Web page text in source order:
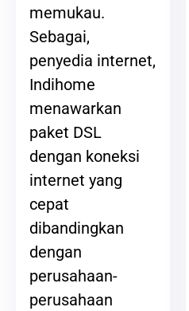
memukau.
Sebagai,
penyedia internet,
Indihome
menawarkan
paket DSL
dengan koneksi
internet yang
cepat
dibandingkan
dengan
perusahaan-
perusahaan